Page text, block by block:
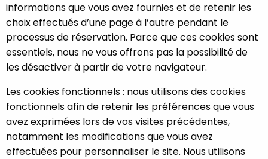
informations que vous avez fournies et de retenir les
choix effectués d’une page à l’autre pendant le
processus de réservation. Parce que ces cookies sont
essentiels, nous ne vous offrons pas la possibilité de
les désactiver à partir de votre navigateur.
Les cookies fonctionnels: nous utilisons des cookies
fonctionnels afin de retenir les préférences que vous
avez exprimées lors de vos visites précédentes,
notamment les modifications que vous avez
effectuées pour personnaliser le site. Nous utilisons